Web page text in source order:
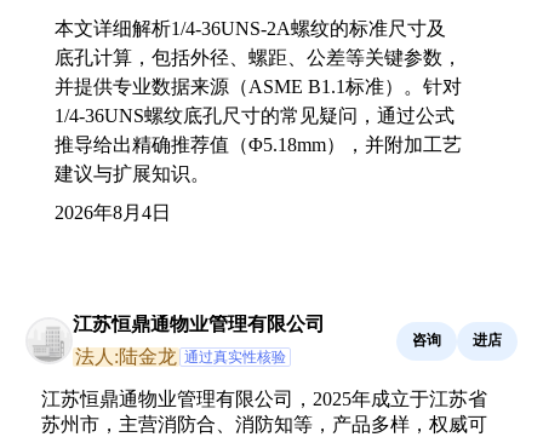
本文详细解析1/4-36UNS-2A螺纹的标准尺寸及
底孔计算，包括外径、螺距、公差等关键参数，
并提供专业数据来源（ASME B1.1标准）。针对
1/4-36UNS螺纹底孔尺寸的常见疑问，通过公式
推导给出精确推荐值（Φ5.18mm），并附加工艺
建议与扩展知识。
2026年8月4日
江苏恒鼎通物业管理有限公司
法人:陆金龙 通过真实性核验
咨询 进店
江苏恒鼎通物业管理有限公司，2025年成立于江苏省
苏州市，主营消防合、消防知等，产品多样，权威可